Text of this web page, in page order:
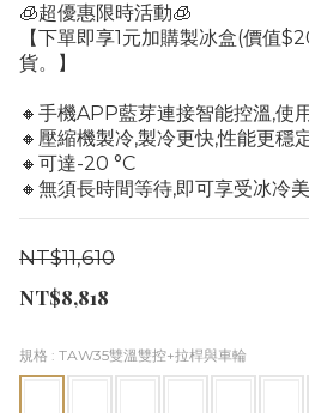
🧊超優惠限時活動🧊
【下單即享1元加購製冰盒(價值
貨。】
🔸手機APP藍芽連接智能控溫,使
🔸壓縮機製冷,製冷更快,性能更穩
🔸可達-20 °C
🔸無須長時間等待,即可享受冰冷
NT$11,610
NT$8,818
規格 : TAW35雙溫雙控+拉桿與車輪